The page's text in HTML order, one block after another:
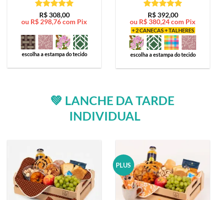
Avaliação5
de 5
R$308,00
ou R$298,76com Pix
escolha a estampa do tecido
Avaliação5
de 5
R$392,00
ou R$380,24com Pix
+ 2 CANECAS + TALHERES
escolha a estampa do tecido
💚 LANCHE DA TARDE
INDIVIDUAL
PLUS